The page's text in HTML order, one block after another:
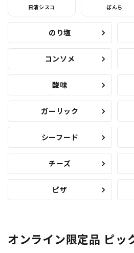
日清シスコ ぼんち
のり塩
コンソメ
酸味
ガーリック
シーフード
チーズ
ピザ
オンライン限定品 ピッ